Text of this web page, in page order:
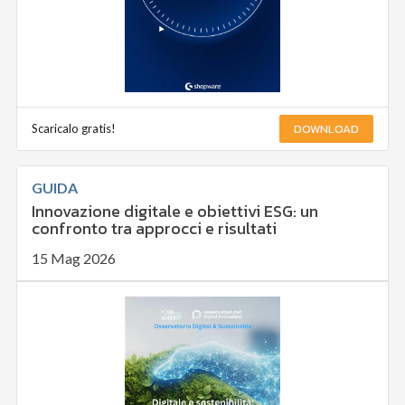
Scaricalo gratis! DOWNLOAD
GUIDA
Innovazione digitale e obiettivi ESG: un
confronto tra approcci e risultati
15 Mag 2026